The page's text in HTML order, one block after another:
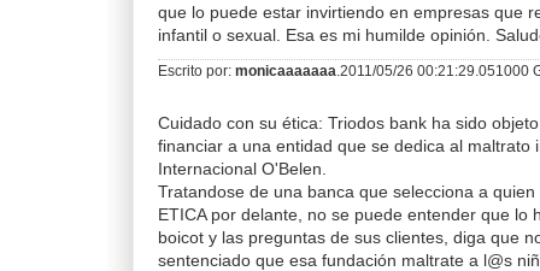
que lo puede estar invirtiendo en empresas que
infantil o sexual. Esa es mi humilde opinión.
Escrito por: monicaaaaaaa .2011/05/26 00:21:29.051000
Cuidado con su ética: Triodos bank ha sido
financiar a una entidad que se dedica al maltrato
Internacional O'Belen.
Tratandose de una banca que selecciona a
ETICA por delante, no se puede entender que lo
boicot y las preguntas de sus clientes, diga que
sentenciado que esa fundación maltrate a l@s